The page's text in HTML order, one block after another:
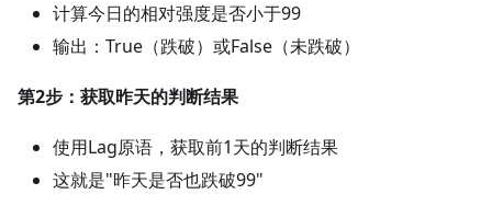
计算今日的相对强度是否小于99
输出：True（跌破）或False（未跌破）
第2步：获取昨天的判断结果
使用Lag原语，获取前1天的判断结果
这就是"昨天是否也跌破99"